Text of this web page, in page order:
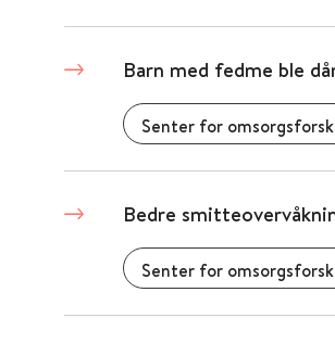
Barn med fedme ble
Senter for
Bedre
Senter for